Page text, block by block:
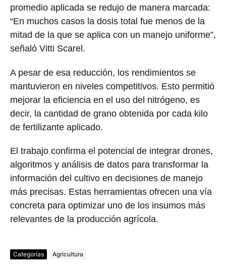
promedio aplicada se redujo de manera marcada:
“En muchos casos la dosis total fue menos de la
mitad de la que se aplica con un manejo uniforme”,
señaló Vitti Scarel.
A pesar de esa reducción, los rendimientos se
mantuvieron en niveles competitivos. Esto permitió
mejorar la eficiencia en el uso del nitrógeno, es
decir, la cantidad de grano obtenida por cada kilo
de fertilizante aplicado.
El trabajo confirma el potencial de integrar drones,
algoritmos y análisis de datos para transformar la
información del cultivo en decisiones de manejo
más precisas. Estas herramientas ofrecen una vía
concreta para optimizar uno de los insumos más
relevantes de la producción agrícola.
Categorías Agricultura